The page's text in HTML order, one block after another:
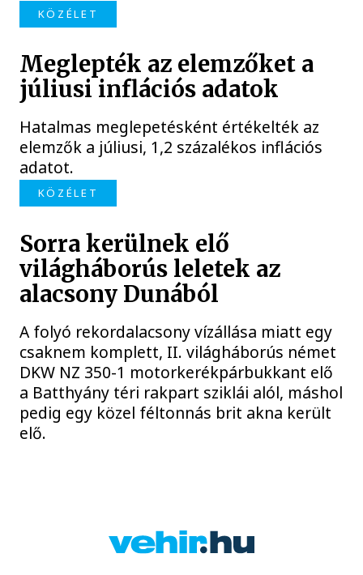
KÖZÉLET
Meglepték az elemzőket a
júliusi inflációs adatok
Hatalmas meglepetésként értékelték az
elemzők a júliusi, 1,2 százalékos inflációs
adatot.
KÖZÉLET
Sorra kerülnek elő
világháborús leletek az
alacsony Dunából
A folyó rekordalacsony vízállása miatt egy
csaknem komplett, II. világháborús német
DKW NZ 350-1 motorkerékpárbukkant elő
a Batthyány téri rakpart sziklái alól, máshol
pedig egy közel féltonnás brit akna került
elő.